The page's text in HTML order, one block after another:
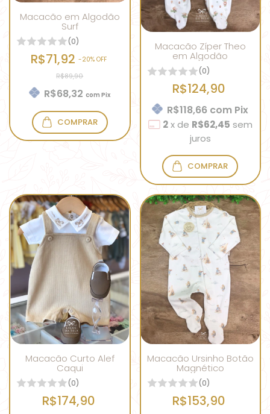
Macacão em Algodão
Surf
(0)
R$71,92 -20% OFF
R$89,90
R$68,32com Pix
COMPRAR
Macacão Zíper Theo
em Algodão
(0)
R$124,90
R$118,66 com Pix
2 x de R$62,45 sem
juros
COMPRAR
Macacão Curto Alef
Caqui
(0)
R$174,90
Macacão Ursinho Botão
Magnético
(0)
R$153,90